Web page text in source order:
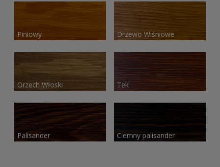
Piniowy Drzewo Wiśniowe
Orzech Włoski Tek
Palisander Ciemny palisander